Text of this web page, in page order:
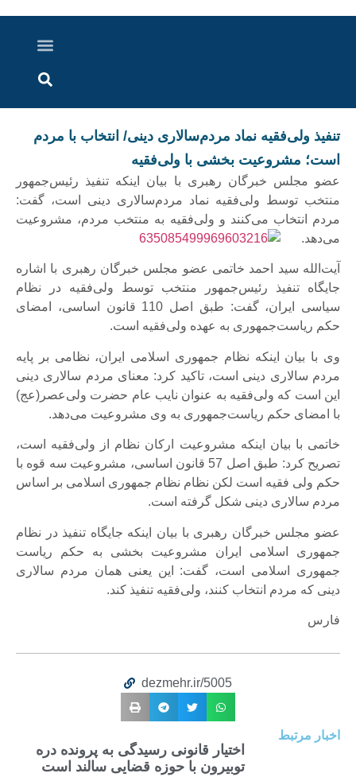
تنفیذ ولی‌فقیه نماد مردم‌سالاری دینی/ انتخاب با مردم
است؛ مشروعیت بخشی با ولی‌فقیه
عضو مجلس خبرگان رهبری با بیان اینکه تنفیذ رئیس‌جمهور
منتخب توسط ولی‌فقیه نماد مردم‌سالاری دینی است، گفت:
مردم انتخاب می‌کنند و ولی‌فقیه به منتخب مردم، مشروعیت
می‌دهد.
آیت‌الله سید احمد خاتمی عضو مجلس خبرگان رهبری با اشاره
جایگاه تنفیذ رئیس‌جمهور منتخب توسط ولی‌فقیه در نظام
سیاسی ایران، گفت: طبق اصل 110 قانون اساسی، امضای
حکم ریاست‌جمهوری به عهده ولی‌فقیه است.
وی با بیان اینکه نظام جمهوری اسلامی ایران، نظامی بر پایه
مردم سالاری دینی است، تاکید کرد: معنای مردم سالاری دینی
این است که ولی‌فقیه به عنوان نایب عام حضرت ولی‌عصر(عج)
با امضای حکم ریاست‌جمهوری به وی مشروعیت می‌دهد.
خاتمی با بیان اینکه مشروعیت ارکان نظام از ولی‌فقیه است،
تصریح کرد: طبق اصل 57 قانون اساسی، مشروعیت سه قوه با
حکم ولی فقیه است لکن نظام نظام جمهوری اسلامی بر اساس
مردم سالاری دینی شکل گرفته است.
عضو مجلس خبرگان رهبری با بیان اینکه جایگاه تنفیذ در نظام
جمهوری اسلامی ایران مشروعیت بخشی به حکم ریاست
جمهوری اسلامی است، گفت: این یعنی همان مردم سالاری
دینی که مردم انتخاب کنند، ولی‌فقیه تنفیذ کند.
فارس
dezmehr.ir/5005
اخبار مرتبط
اختیار قانونی رسیدگی به پرونده دره
توبیرون با حوزه قضایی سالند است